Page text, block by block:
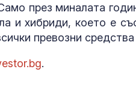
през миналата
и хибриди, което е
превозни
.